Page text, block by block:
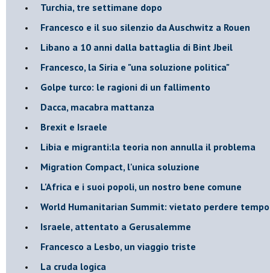
Turchia, tre settimane dopo
Francesco e il suo silenzio da Auschwitz a Rouen
Libano a 10 anni dalla battaglia di Bint Jbeil
Francesco, la Siria e "una soluzione politica"
Golpe turco: le ragioni di un fallimento
Dacca, macabra mattanza
Brexit e Israele
Libia e migranti:la teoria non annulla il problema
Migration Compact, l'unica soluzione
L'Africa e i suoi popoli, un nostro bene comune
World Humanitarian Summit: vietato perdere tempo
Israele, attentato a Gerusalemme
Francesco a Lesbo, un viaggio triste
La cruda logica